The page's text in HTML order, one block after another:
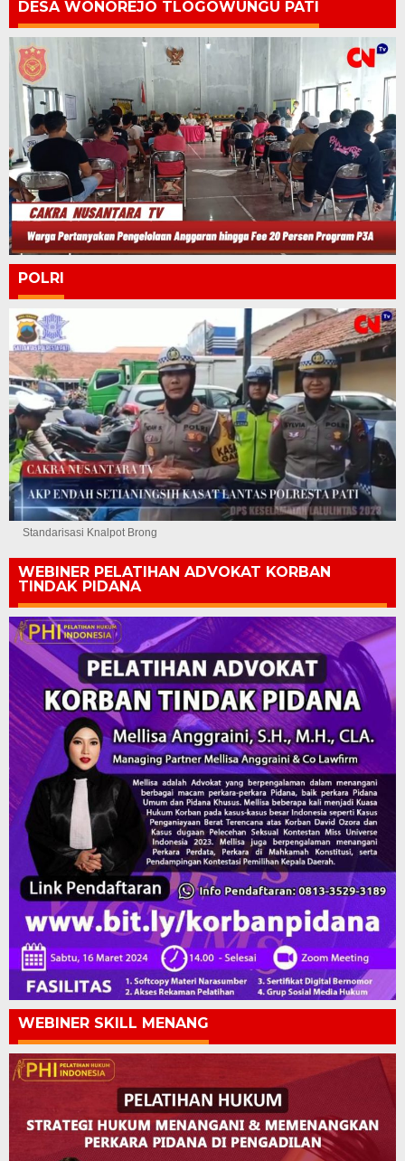
DESA WONOREJO TLOGOWUNGU PATI
POLRI
Standarisasi Knalpot Brong
WEBINER PELATIHAN ADVOKAT KORBAN
TINDAK PIDANA
WEBINER SKILL MENANG